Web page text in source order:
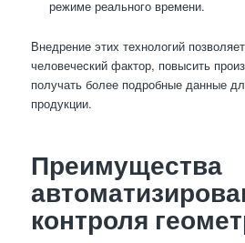
режиме реального времени.
Внедрение этих технологий
человеческий фактор, повысить
получать более подробные данные
продукции.
Преимущества
контроля